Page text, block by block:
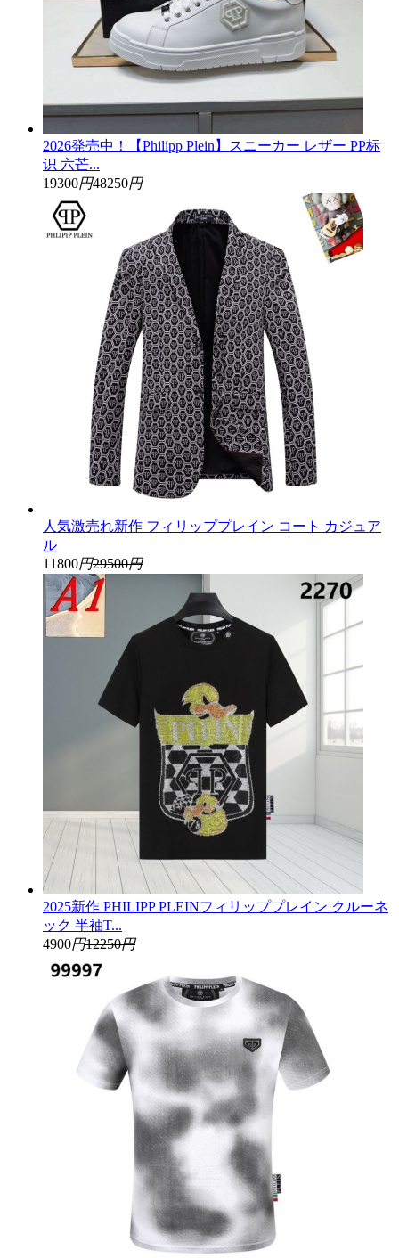
2026発売中！【Philipp Plein】スニーカー レザー PP标
识 六芒...
19300円48250円
人気激売れ新作 フィリッププレイン コート カジュア
ル
11800円29500円
2025新作 PHILIPP PLEINフィリッププレイン クルーネ
ック 半袖T...
4900円12250円